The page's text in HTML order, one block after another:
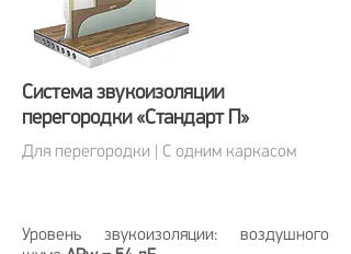
Система звукоизоляции
перегородки «Стандарт П»
Для перегородки | С одним каркасом
Уровень звукоизоляции: воздушного